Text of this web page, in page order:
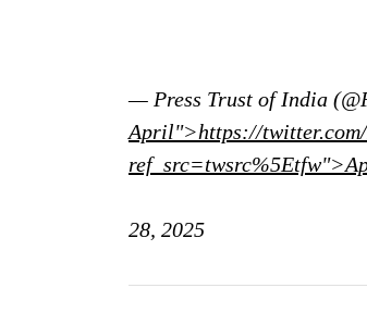
— Press Trust of India
April">https://twitter.com/
28, 2025